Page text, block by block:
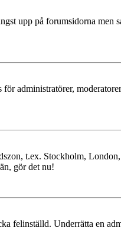
upp på forumsidorna men
administratörer,
t.ex. Stockholm,
gör det nu!
felinställd. Underrätta en